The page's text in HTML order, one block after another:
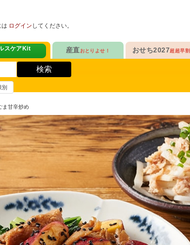
は ログイン してください。
貨
スケアKit
スケアKit
サポート食品
うごはん
産直おとりよせ！
信州フルーツ定期便
人気No.3
ファンが年々増！
生沼さんの甘熟梨
人気No.4
貴重な黄桃食べ比べ
奥山さんの幸せの黄桃
人気No.5
夏にピッタリ
モチモチ食感チーズ
おせち2027超超早割
らぁ麺おせち
自慢はローストビーフ
大人も子どもも
家族で楽しめるおせち
クリームチーズたっぷり
人気品目を増量！
家族でたっぷり楽しむ
和・洋・中　よくばりセット
人気二段重「高砂」と
本格中華オードブル
検索
別
ま甘辛炒め